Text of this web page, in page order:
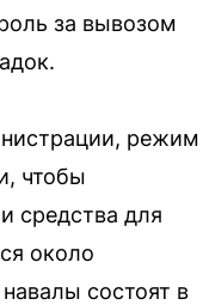
за вывозом
режим
чтобы
средства для
около
состоят в